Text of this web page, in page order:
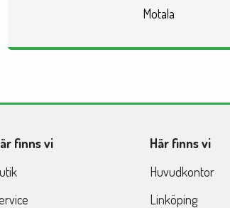
Motala
finns vi
Här finns vi
Huvudkontor
Linköping